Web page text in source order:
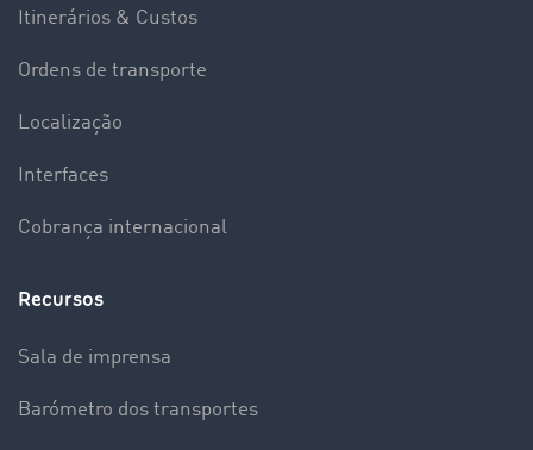
Itinerários & Custos
Ordens de transporte
Localização
Interfaces
Cobrança internacional
Recursos
Sala de imprensa
Barómetro dos transportes